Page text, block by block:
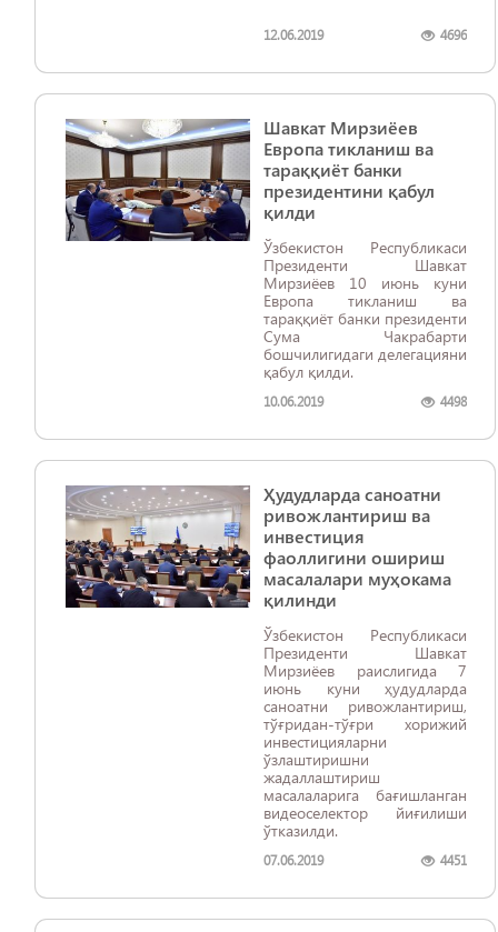
12.06.2019 4696
Шавкат Мирзиёев
Европа тикланиш ва
тараққиёт банки
президентини қабул
қилди
Ўзбекистон Республикаси
Президенти Шавкат
Мирзиёев 10 июнь куни
Европа тикланиш ва
тараққиёт банки президенти
Сума Чакрабарти
бошчилигидаги делегацияни
қабул қилди.
10.06.2019 4498
Ҳудудларда саноатни
ривожлантириш ва
инвестиция
фаоллигини ошириш
масалалари муҳокама
қилинди
Ўзбекистон Республикаси
Президенти Шавкат
Мирзиёев раислигида 7
июнь куни ҳудудларда
саноатни ривожлантириш,
тўғридан-тўғри хорижий
инвестицияларни
ўзлаштиришни
жадаллаштириш
масалаларига бағишланган
видеоселектор йиғилиши
ўтказилди.
07.06.2019 4451